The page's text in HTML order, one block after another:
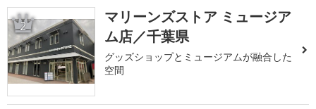
2
マリーンズストア ミュージア
ム店／千葉県
グッズショップとミュージアムが融合した
空間